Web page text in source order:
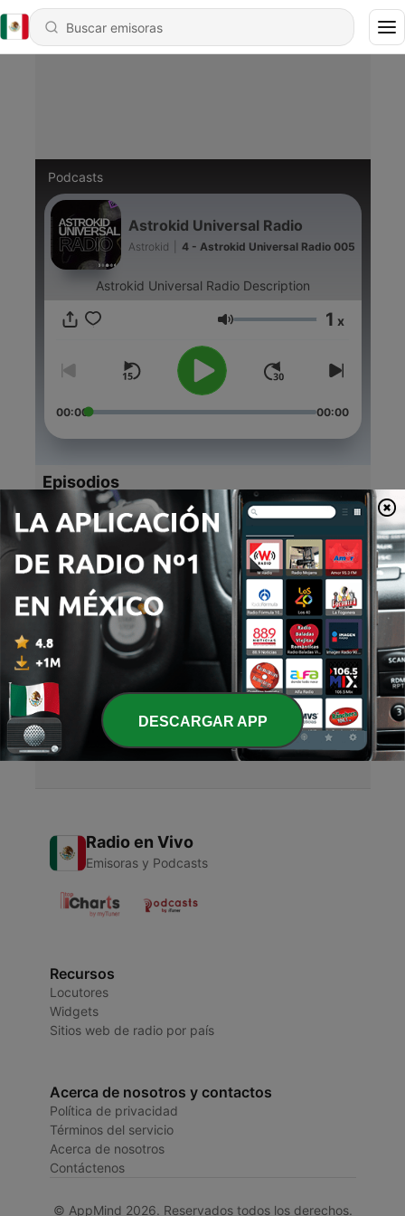
Podcasts
Astrokid Universal Radio
Astrokid 4 - Astrokid Universal Radio 005
Astrokid Universal Radio Description
Volumen 1 x
00:00 00:00
Episodios
4 - Astrokid Universal Radio 005
Astrokid Universal Radio #004
31 dic. 2022
2 Astrokid Universal Radio #003
02 dic. 2022
- Astrokid Universal Radio #002
13 nov. 2022
Radio en Vivo
Emisoras y Podcasts
Recursos
Locutores
Widgets
Sitios web de radio por país
Acerca de nosotros y contactos
Política de privacidad
Términos del servicio
Acerca de nosotros
Contáctenos
© AppMind 2026. Reservados todos los derechos.
DESCARGAR APP